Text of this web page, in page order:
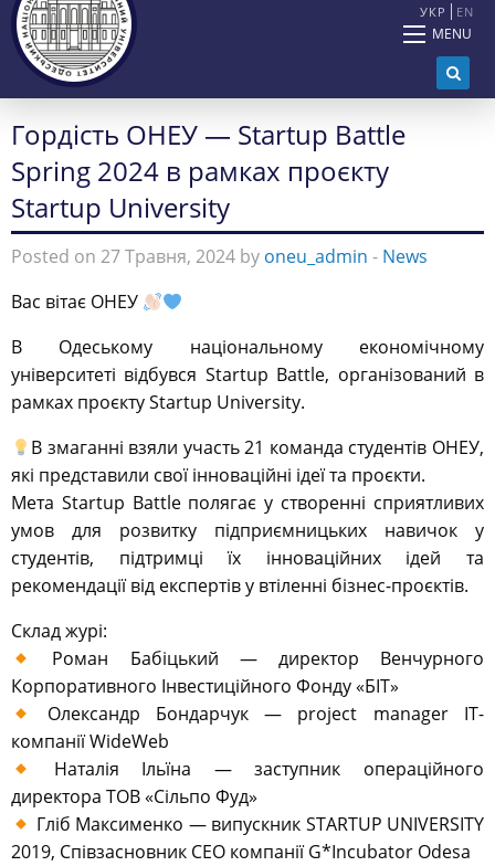
УКР EN
MENU
Гордість ОНЕУ — Startup Battle
Spring 2024 в рамках проєкту
Startup University
Posted on 27 Травня, 2024 by oneu_admin - News
Вас вітає ОНЕУ
В Одеському національному економічному
університеті відбувся Startup Battle, організований в
рамках проєкту Startup University.
В змаганні взяли участь 21 команда студентів ОНЕУ,
які представили свої інноваційні ідеї та проєкти.
Мета Startup Battle полягає у створенні сприятливих
умов для розвитку підприємницьких навичок у
студентів, підтримці їх інноваційних ідей та
рекомендації від експертів у втіленні бізнес-проєктів.
Склад журі:
Роман Бабіцький — директор Венчурного
Корпоративного Інвестиційного Фонду «БІТ»
Олександр Бондарчук — project manager IT-
компанії WideWeb
Наталія Ільїна — заступник операційного
директора ТОВ «Сільпо Фуд»
Гліб Максименко — випускник STARTUP UNIVERSITY
2019, Співзасновник СЕО компанії G*Incubator Odesa